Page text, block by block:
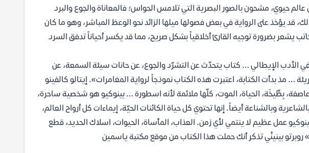
حيوي، مشحون بالصور البصرية التي تلامس الحواس؛ فالمعاناة والجوع والبرد
قد يؤخذ على الرواية في بعض فصولها ميلها الزائد نحو الوعظ المباشر، وهو ما كان
يشعر بضرورة توجيه القارئ أخلاقياً بشكل صريح، مما قد يكسر أحياناً تدفق السرد
في الأدب الإيطالي … كتاب يتحدّث عن التشرّد والجوع، عن حانات سيئة السمعة، عن
مذ بدأت الكتابة، اعتبرت هذه الكتاب نموذجاً لرواية المغامرات». إيتالو كالفينو
بِطِّيخَة، الحياة، الموت، كلّها ملائمة لأنه اسطورة … بينوكيو هو شخصية ساحرة،
وبالشناعة أيضاً. إنها تحتوي كل حياة الكائنات الحيّة، إيماءات كل أرواح العالم،
عمل عظيم لا ينتمي لأي زمن. العذاب، المأساة، الحيوات، اسلاك الحديد، قطع
روبرتو بينينْي تذكر أنك حملت هذا الكتاب من موقع مكتبة ياسمين